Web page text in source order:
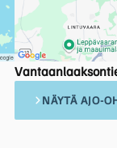
NÄYTÄ AJO-